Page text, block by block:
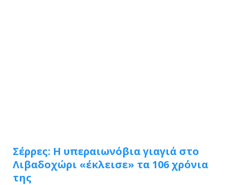
Σέρρες: Η υπεραιωνόβια γιαγιά στο
Λιβαδοχώρι «έκλεισε» τα 106 χρόνια
της